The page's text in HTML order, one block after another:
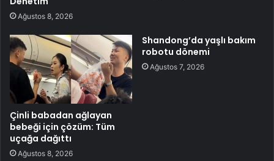
Ağustos 8, 2026
Çinli babadan ağlayan
bebeği için çözüm: Tüm
uçağa dağıttı
Ağustos 8, 2026
Shandong’da yaşlı bakım
robotu dönemi
Ağustos 7, 2026